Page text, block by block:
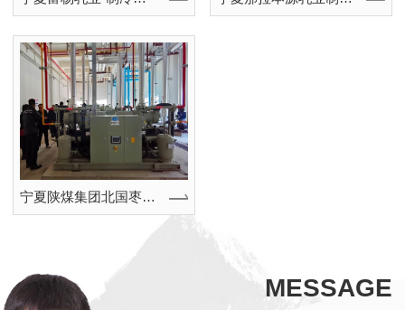
宁夏陕煤集团北国枣业有限公司冰水机组及空调项目完成安装调试运行
MESSAGE